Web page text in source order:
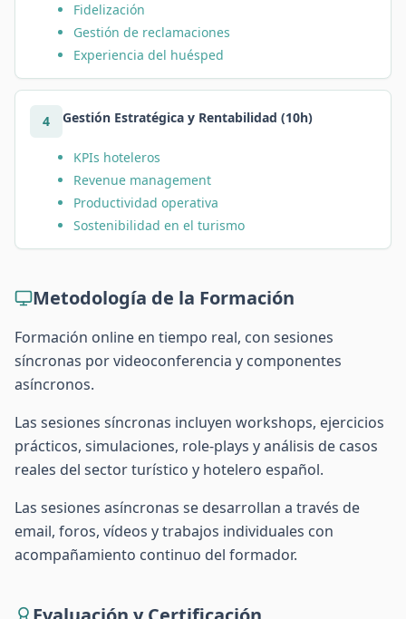
Fidelización
Gestión de reclamaciones
Experiencia del huésped
4 Gestión Estratégica y Rentabilidad (10h)
KPIs hoteleros
Revenue management
Productividad operativa
Sostenibilidad en el turismo
Metodología de la Formación
Formación online en tiempo real, con sesiones
síncronas por videoconferencia y componentes
asíncronos.
Las sesiones síncronas incluyen workshops, ejercicios
prácticos, simulaciones, role-plays y análisis de casos
reales del sector turístico y hotelero español.
Las sesiones asíncronas se desarrollan a través de
email, foros, vídeos y trabajos individuales con
acompañamiento continuo del formador.